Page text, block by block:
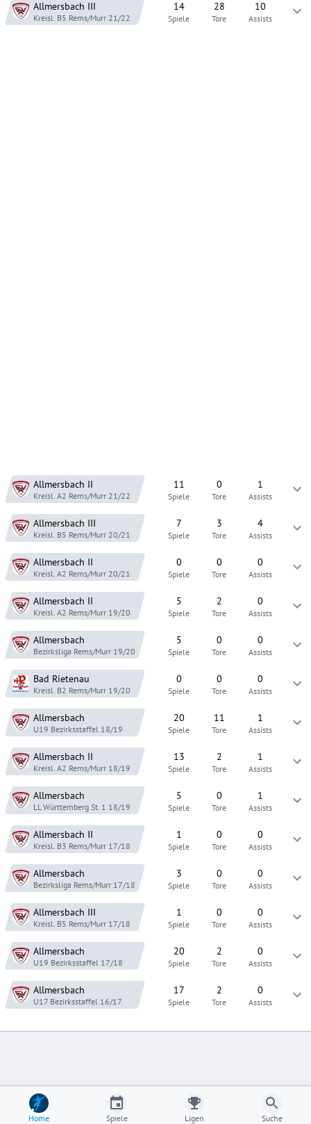
Allmersbach III
Kreisl. B5 Rems/Murr 21/22
14
Spiele
28
Tore
10
Assists
Allmersbach II
Kreisl. A2 Rems/Murr 21/22
11
Spiele
0
Tore
1
Assists
Allmersbach III
Kreisl. B5 Rems/Murr 20/21
7
Spiele
3
Tore
4
Assists
Allmersbach II
Kreisl. A2 Rems/Murr 20/21
0
Spiele
0
Tore
0
Assists
Allmersbach II
Kreisl. A2 Rems/Murr 19/20
5
Spiele
2
Tore
0
Assists
Allmersbach
Bezirksliga Rems/Murr 19/20
5
Spiele
0
Tore
0
Assists
Bad Rietenau
Kreisl. B2 Rems/Murr 19/20
0
Spiele
0
Tore
0
Assists
Allmersbach
U19 Bezirksstaffel 18/19
20
Spiele
11
Tore
1
Assists
Allmersbach II
Kreisl. A2 Rems/Murr 18/19
13
Spiele
2
Tore
1
Assists
Allmersbach
LL Württemberg St. 1 18/19
5
Spiele
0
Tore
1
Assists
Allmersbach II
Kreisl. B3 Rems/Murr 17/18
1
Spiele
0
Tore
0
Assists
Allmersbach
Bezirksliga Rems/Murr 17/18
3
Spiele
0
Tore
0
Assists
Allmersbach III
Kreisl. B5 Rems/Murr 17/18
1
Spiele
0
Tore
0
Assists
Allmersbach
U19 Bezirksstaffel 17/18
20
Spiele
2
Tore
0
Assists
Allmersbach
U17 Bezirksstaffel 16/17
17
Spiele
2
Tore
0
Assists
Home Spiele Ligen Suche